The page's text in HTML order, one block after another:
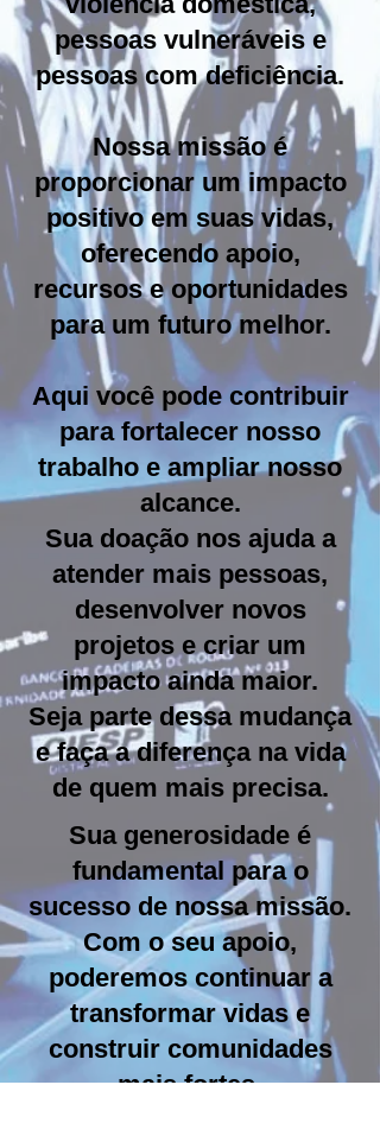
pessoas vulneráveis e
pessoas com deficiência.
Nossa missão é
proporcionar um impacto
positivo em suas vidas,
oferecendo apoio,
recursos e oportunidades
para um futuro melhor.
Aqui você pode contribuir
para fortalecer nosso
trabalho e ampliar nosso
alcance.
Sua doação nos ajuda a
atender mais pessoas,
desenvolver novos
projetos e criar um
impacto ainda maior.
Seja parte dessa mudança
e faça a diferença na vida
de quem mais precisa.
Sua generosidade é
fundamental para o
sucesso de nossa missão.
Com o seu apoio,
poderemos continuar a
transformar vidas e
construir comunidades
mais fortes.